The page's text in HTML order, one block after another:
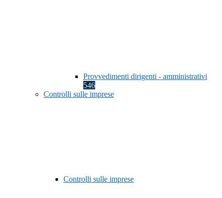
Provvedimenti dirigenti - amministrativi
546
Controlli sulle imprese
Controlli sulle imprese